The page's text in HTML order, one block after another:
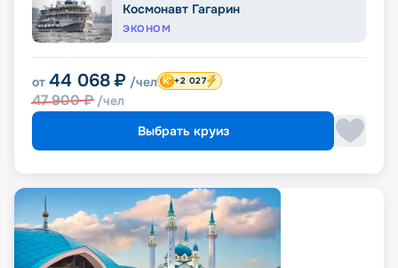
Космонавт Гагарин
ЭКОНОМ
от 44 068 ₽ /чел
47 900₽ /чел
+2 027
Выбрать круиз